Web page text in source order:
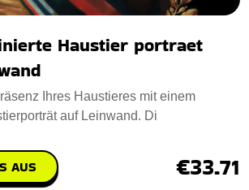
Haustier portraet
Ihres Haustieres mit einem
auf Leinwand. Di
AUS €33.71